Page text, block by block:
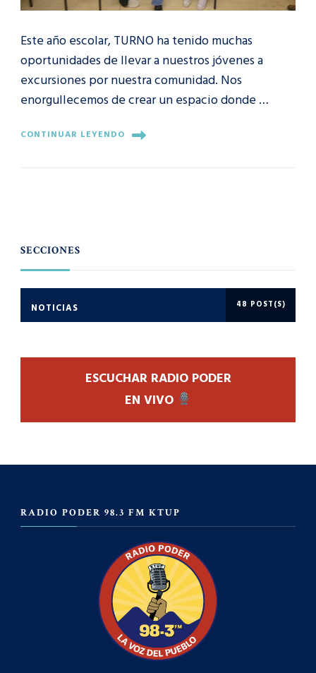
Este año escolar, TURNO ha tenido muchas
oportunidades de llevar a nuestros jóvenes a
excursiones por nuestra comunidad. Nos
enorgullecemos de crear un espacio donde …
CONTINUAR LEYENDO
SECCIONES
NOTICIAS 48 POST(S)
ESCUCHAR RADIO PODER
EN VIVO
RADIO PODER 98.3 FM KTUP